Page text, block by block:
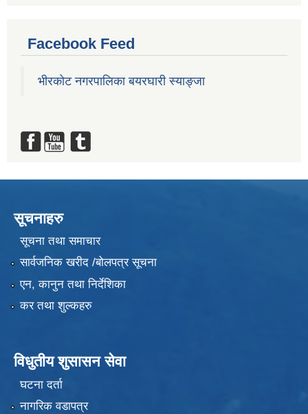
Facebook Feed
भीरकोट नगरपालिका बयरघारी स्याङ्जा
सूचनाहरु
सूचना तथा समाचार
सार्वजनिक खरीद /बोलपत्र सूचना
एन, कानुन तथा निर्देशिका
कर तथा शुल्कहरु
विधुतीय शुसासन सेवा
घटना दर्ता
नागरिक वडापत्र